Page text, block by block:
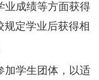
业成绩等方面获得
定学业后获得相
加学生团体，以适